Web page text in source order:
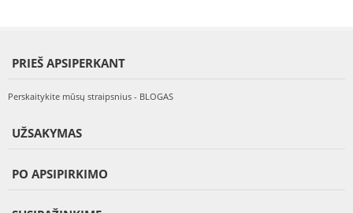
PRIEŠ APSIPERKANT
Perskaitykite mūsų straipsnius - BLOGAS
UŽSAKYMAS
PO APSIPIRKIMO